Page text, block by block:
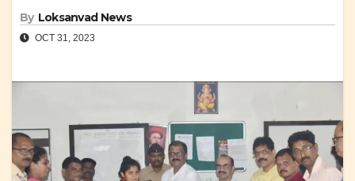
By Loksanvad News
OCT 31, 2023